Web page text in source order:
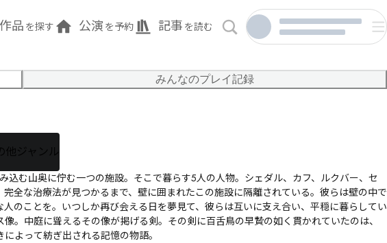
作品 を探す 公演 を予約 記事 を読む
みんなのプレイ記録
他ジャンル
む山奥に佇む一つの施設。そこで暮らす5人の人物。シェダル、カフ、ルクバー、セ
全な治療法が見つかるまで、壁に囲まれたこの施設に隔離されている。彼らは壁の中で
のことを。いつしか再び会える日を夢見て、彼らは互いに支え合い、平穏に暮らしてい
。中庭に聳えるその像が掲げる剣。その剣に百舌鳥の早贄の如く貫かれていたのは、
よって紡ぎ出される記憶の物語。